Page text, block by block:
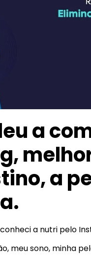
a
a
a nutri pelo
meu sono, minha